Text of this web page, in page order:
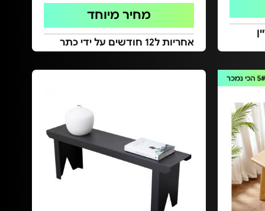
מחיר מיוחד
אחריות ל12 חודשים על ידי כתר
הכי נמכר